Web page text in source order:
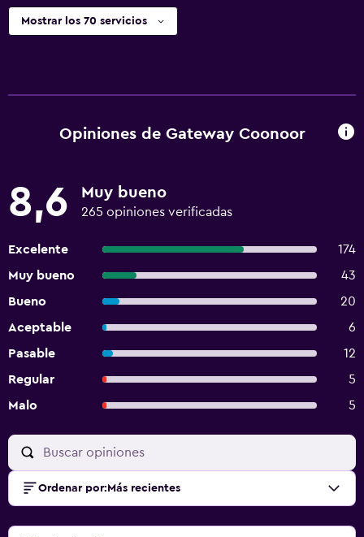
Mostrar los 70 servicios
Opiniones de Gateway Coonoor
8,6 Muy bueno
265 opiniones verificadas
Excelente
174
Muy bueno
43
Bueno
20
Aceptable
6
Pasable
12
Regular
5
Malo
5
Ordenar por: Más recientes